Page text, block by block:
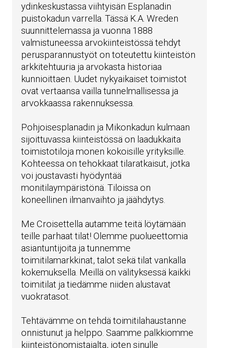
ydinkeskustassa viihtyisän Esplanadin
puistokadun varrella. Tässä K.A. Wreden
suunnittelemassa ja vuonna 1888
valmistuneessa arvokiinteistössä tehdyt
perusparannustyöt on toteutettu kiinteistön
arkkitehtuuria ja arvokasta historiaa
kunnioittaen. Uudet nykyaikaiset toimistot
ovat vertaansa vailla tunnelmallisessa ja
arvokkaassa rakennuksessa.
Pohjoisesplanadin ja Mikonkadun kulmaan
sijoittuvassa kiinteistössä on laadukkaita
toimistotiloja monen kokoisille yrityksille.
Kohteessa on tehokkaat tilaratkaisut, jotka
voi joustavasti hyödyntää
monitilaympäristönä. Tiloissa on
koneellinen ilmanvaihto ja jäähdytys.
Me Croisettella autamme teitä löytämään
teille parhaat tilat! Olemme puolueettomia
asiantuntijoita ja tunnemme
toimitilamarkkinat, talot sekä tilat vankalla
kokemuksella. Meillä on välityksessä kaikki
toimitilat ja tiedämme niiden alustavat
vuokratasot.
Tehtävämme on tehdä toimitilahaustanne
onnistunut ja helppo. Saamme palkkiomme
kiinteistönomistajalta, joten sinulle